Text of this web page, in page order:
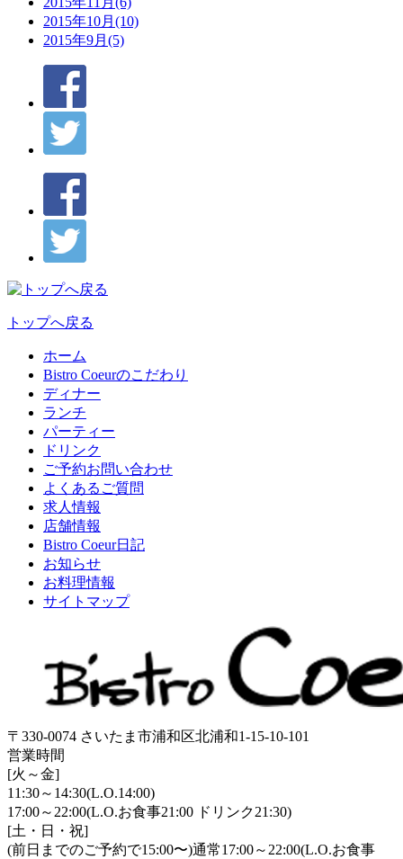
2015年10月(10)
2015年9月(5)
トップへ戻る
ホーム
Bistro Coeurのこだわり
ディナー
ランチ
パーティー
ドリンク
ご予約お問い合わせ
よくあるご質問
求人情報
店舗情報
Bistro Coeur日記
お知らせ
お料理情報
サイトマップ
〒330-0074 さいたま市浦和区北浦和1-15-10-101
営業時間
[火～金]
11:30～14:30(L.O.14:00)
17:00～22:00(L.O.お食事21:00 ドリンク21:30)
[土・日・祝]
(前日までのご予約で15:00〜)通常17:00～22:00(L.O.お食事